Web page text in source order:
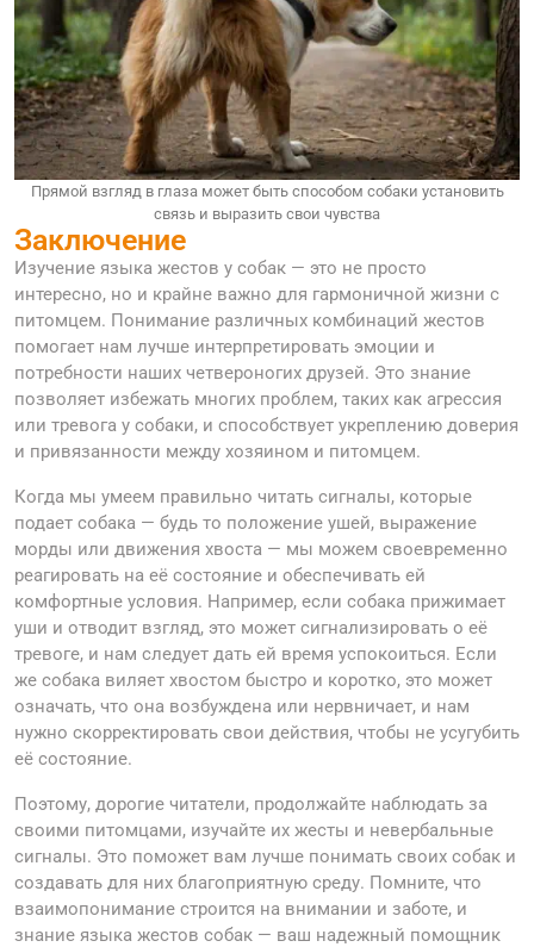
Прямой взгляд в глаза может быть способом собаки установить
связь и выразить свои чувства
Заключение
Изучение языка жестов у собак — это не просто
интересно, но и крайне важно для гармоничной жизни с
питомцем. Понимание различных комбинаций жестов
помогает нам лучше интерпретировать эмоции и
потребности наших четвероногих друзей. Это знание
позволяет избежать многих проблем, таких как агрессия
или тревога у собаки, и способствует укреплению доверия
и привязанности между хозяином и питомцем.
Когда мы умеем правильно читать сигналы, которые
подает собака — будь то положение ушей, выражение
морды или движения хвоста — мы можем своевременно
реагировать на её состояние и обеспечивать ей
комфортные условия. Например, если собака прижимает
уши и отводит взгляд, это может сигнализировать о её
тревоге, и нам следует дать ей время успокоиться. Если
же собака виляет хвостом быстро и коротко, это может
означать, что она возбуждена или нервничает, и нам
нужно скорректировать свои действия, чтобы не усугубить
её состояние.
Поэтому, дорогие читатели, продолжайте наблюдать за
своими питомцами, изучайте их жесты и невербальные
сигналы. Это поможет вам лучше понимать своих собак и
создавать для них благоприятную среду. Помните, что
взаимопонимание строится на внимании и заботе, и
знание языка жестов собак — ваш надежный помощник